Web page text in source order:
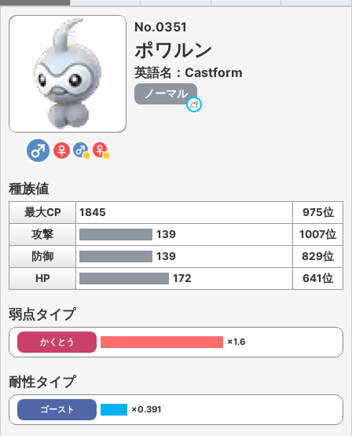
No.0351
ポワルン
英語名：Castform
ノーマル
種族値
最大CP 1845
975位
攻撃
139
1007位
防御
139
829位
HP
172 641位
弱点タイプ
かくとう ×1.6
耐性タイプ
ゴースト ×0.391